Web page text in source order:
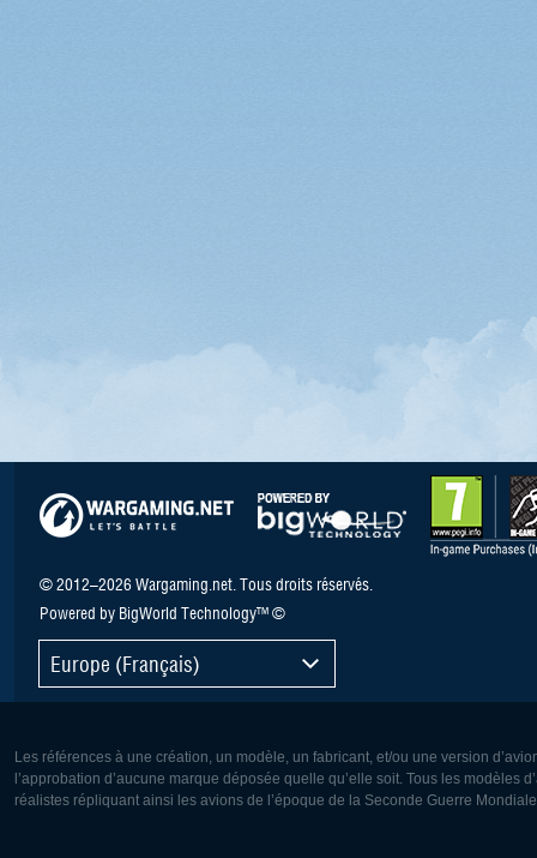
© 2012–2026 Wargaming.net. Tous droits réservés.
Powered by BigWorld Technology™ ©
Europe (Français)
Les références à une création, un modèle, un fabricant, et/ou une version
l’approbation d’aucune marque déposée quelle qu’elle soit. Tous les
réalistes répliquant ainsi les avions de l’époque de la Seconde Guerre